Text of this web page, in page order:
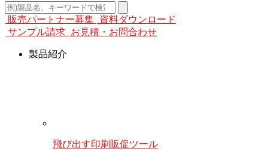
販売パートナー募集 資料ダウンロード
サンプル請求 お見積・お問合わせ
製品紹介
飛び出す印刷販促ツール